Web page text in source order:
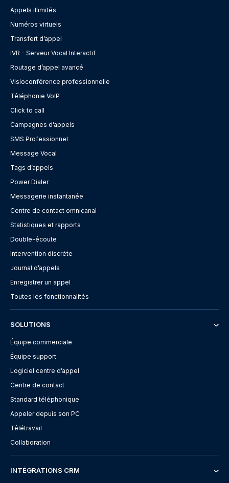
Appels illimités
Numéros virtuels
Transfert d’appel
IVR - Serveur Vocal Interactif
Routage d’appel avancé
Visioconférence professionnelle
Téléphonie VoIP
Click to call
Campagnes d’appels
SMS Professionnel
Message Vocal
Tags d’appels
Power Dialer
Messagerie instantanée
Centre de contact omnicanal
Statistiques et rapports
Double-écoute
Intervention discrète
Journal d’appels
Enregistrer un appel
Toutes les fonctionnalités
SOLUTIONS
Équipe commerciale
Équipe support
Logiciel centre d’appel
Centre de contact
Standard téléphonique
Appeler depuis son PC
Télétravail
Collaboration
INTÉGRATIONS CRM